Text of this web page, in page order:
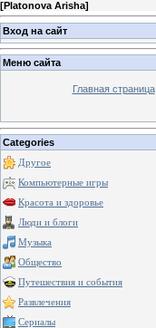
[Platonova Arisha]
Вход на сайт
Меню сайта
Главная страница
Categories
Другое
Компьютерные игры
Красота и здоровье
Люди и блоги
Музыка
Общество
Путешествия и события
Развлечения
Сериалы